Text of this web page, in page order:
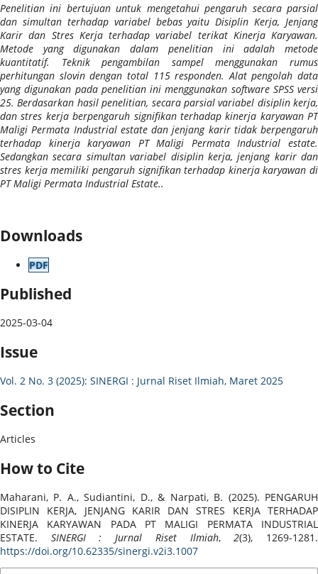
Penelitian ini bertujuan untuk mengetahui pengaruh secara parsial
dan simultan terhadap variabel bebas yaitu Disiplin Kerja, Jenjang
Karir dan Stres Kerja terhadap variabel terikat Kinerja Karyawan.
Metode yang digunakan dalam penelitian ini adalah metode
kuantitatif. Teknik pengambilan sampel menggunakan rumus
perhitungan slovin dengan total 115 responden. Alat pengolah data
yang digunakan pada penelitian ini menggunakan software SPSS versi
25. Berdasarkan hasil penelitian, secara parsial variabel disiplin kerja,
dan stres kerja berpengaruh signifikan terhadap kinerja karyawan PT
Maligi Permata Industrial estate dan jenjang karir tidak berpengaruh
terhadap kinerja karyawan PT Maligi Permata Industrial estate.
Sedangkan secara simultan variabel disiplin kerja, jenjang karir dan
stres kerja memiliki pengaruh signifikan terhadap kinerja karyawan di
PT Maligi Permata Industrial Estate..
Downloads
PDF
Published
2025-03-04
Issue
Vol. 2 No. 3 (2025): SINERGI : Jurnal Riset Ilmiah, Maret 2025
Section
Articles
How to Cite
Maharani, P. A., Sudiantini, D., & Narpati, B. (2025). PENGARUH
DISIPLIN KERJA, JENJANG KARIR DAN STRES KERJA TERHADAP
KINERJA KARYAWAN PADA PT MALIGI PERMATA INDUSTRIAL
ESTATE. SINERGI : Jurnal Riset Ilmiah,2(3), 1269-1281.
https://doi.org/10.62335/sinergi.v2i3.1007